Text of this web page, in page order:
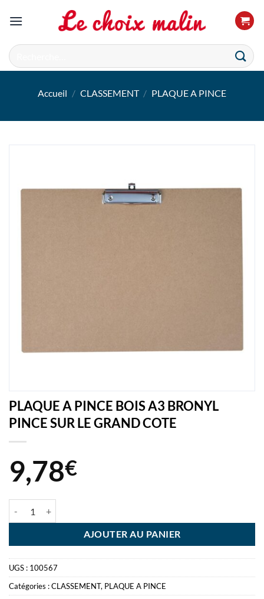
Recherche
pour :
Accueil / CLASSEMENT / PLAQUE A PINCE
PLAQUE A PINCE BOIS A3 BRONYL
PINCE SUR LE GRAND COTE
9,78€
AJOUTER AU PANIER
UGS : 100567
Catégories :CLASSEMENT, PLAQUE A PINCE